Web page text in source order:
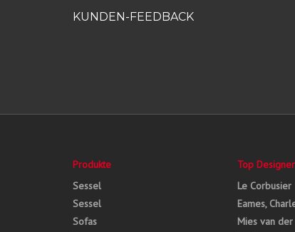
KUNDEN-FEEDBACK
Produkte
Sessel
Sessel
Sofas
Top Designer
Le Corbusier
Eames,
Mies van der